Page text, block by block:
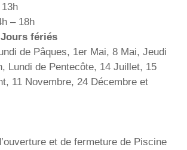
– 18h
fériés
de Pâques, 1er Mai, 8 Mai, Jeudi
Lundi de Pentecôte, 14 Juillet, 15
11 Novembre, 24 Décembre et
et de fermeture de Piscine